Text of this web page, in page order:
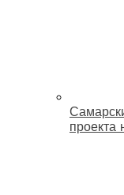
проекта